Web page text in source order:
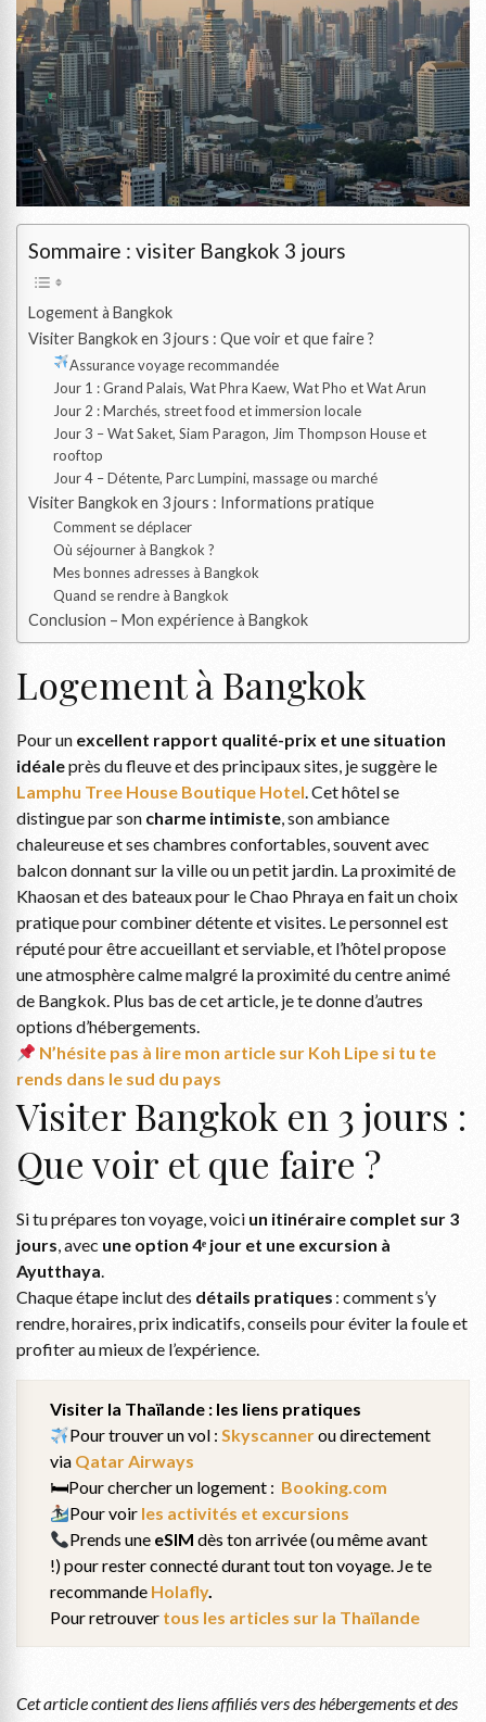
Sommaire : visiter Bangkok 3 jours
Logement à Bangkok
Visiter Bangkok en 3 jours : Que voir et que faire ?
Assurance voyage recommandée
Jour 1 : Grand Palais, Wat Phra Kaew, Wat Pho et Wat Arun
Jour 2 : Marchés, street food et immersion locale
Jour 3 – Wat Saket, Siam Paragon, Jim Thompson House et
rooftop
Jour 4 – Détente, Parc Lumpini, massage ou marché
Visiter Bangkok en 3 jours : Informations pratique
Comment se déplacer
Où séjourner à Bangkok ?
Mes bonnes adresses à Bangkok
Quand se rendre à Bangkok
Conclusion – Mon expérience à Bangkok
Logement à Bangkok
Pour un excellent rapport qualité-prix et une situation
idéaleprès du fleuve et des principaux sites, je suggère le
Lamphu Tree House Boutique Hotel. Cet hôtel se
distingue par son charme intimiste, son ambiance
chaleureuse et ses chambres confortables, souvent avec
balcon donnant sur la ville ou un petit jardin. La proximité de
Khaosan et des bateaux pour le Chao Phraya en fait un choix
pratique pour combiner détente et visites. Le personnel est
réputé pour être accueillant et serviable, et l’hôtel propose
une atmosphère calme malgré la proximité du centre animé
de Bangkok. Plus bas de cet article, je te donne d’autres
options d’hébergements.
N’hésite pas à lire mon article sur Koh Lipe si tu te
rends dans le sud du pays
Visiter Bangkok en 3 jours :
Que voir et que faire ?
Si tu prépares ton voyage, voici un itinéraire complet sur 3
jours, avec une option 4ᵉ jour et une excursion à
Ayutthaya.
Chaque étape inclut des détails pratiques : comment s’y
rendre, horaires, prix indicatifs, conseils pour éviter la foule et
profiter au mieux de l’expérience.
Visiter la Thaïlande : les liens pratiques
Pour trouver un vol :Skyscannerou directement
via Qatar Airways
🛏Pour chercher un logement : Booking.com
Pour voir les activités et excursions
Prends une eSIM dès ton arrivée (ou même avant
!) pour rester connecté durant tout ton voyage. Je te
recommande Holafly.
Pour retrouver tous les articles sur la Thaïlande
Cet article contient des liens affiliés vers des hébergements et des